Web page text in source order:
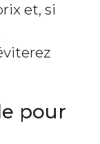
et, si
pour